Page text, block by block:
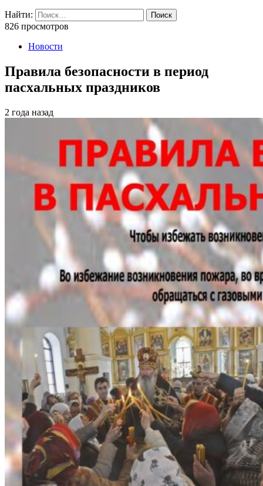
Найти:
826 просмотров
Новости
Правила безопасности в период
пасхальных праздников
2 года назад